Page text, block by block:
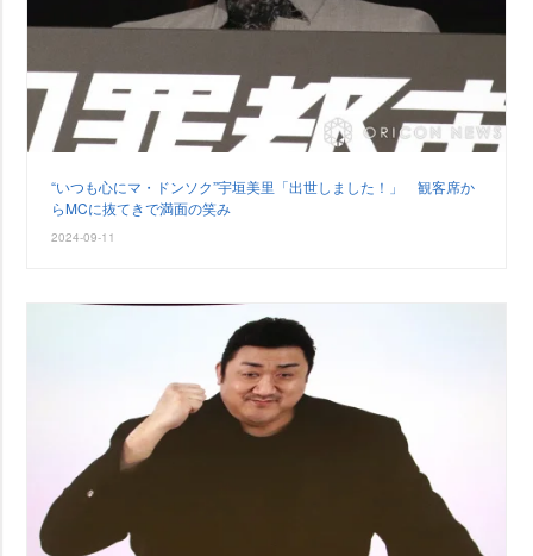
“いつも心にマ・ドンソク”宇垣美里「出世しました！」 観客席か
らMCに抜てきで満面の笑み
2024-09-11